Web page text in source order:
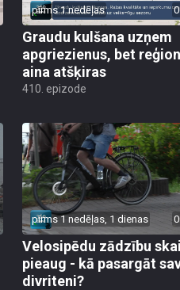
pirms 1 nedēļas
Graudu kulšana uzņem
apgriezienus, bet
aina atšķiras
410. epizode
pirms 1 nedēļas, 1 dienas
Velosipēdu zādzību
pieaug - kā pasargāt
divriteni?